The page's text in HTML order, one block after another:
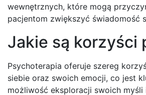
wewnętrznych, które mogą
pacjentom zwiększyć świadomość
Jakie są korzyści
Psychoterapia oferuje szereg
siebie oraz swoich emocji, co jest
możliwość eksploracji swoich